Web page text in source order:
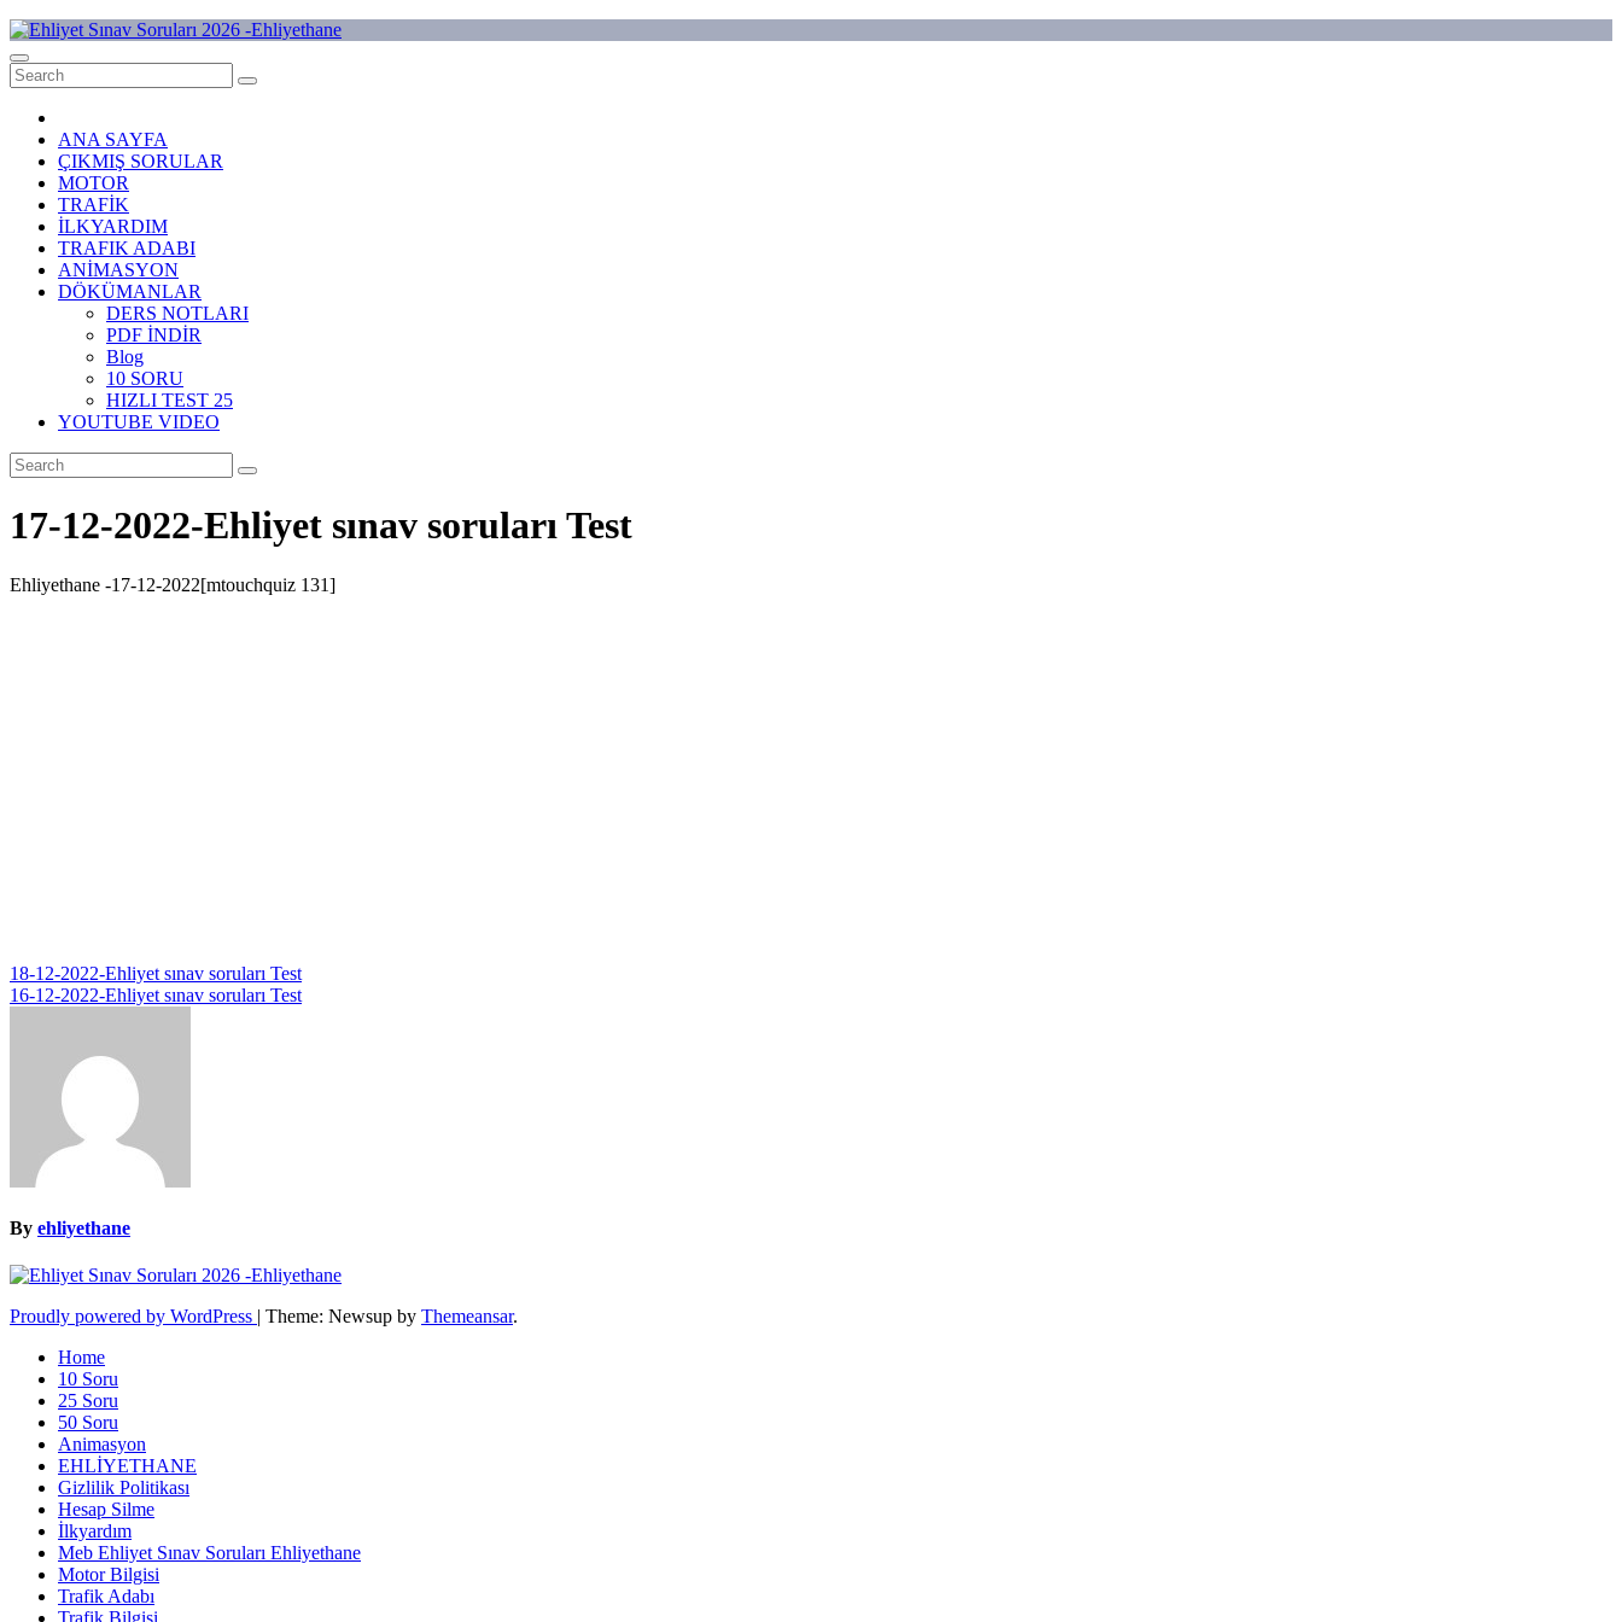
Skip
to
content
Ehliyet Sınav Soruları 2026 -Ehliyethane
ANA SAYFA
ÇIKMIŞ SORULAR
MOTOR
TRAFİK
İLKYARDIM
TRAFIK ADABI
ANİMASYON
DÖKÜMANLAR
DERS NOTLARI
PDF İNDİR
Blog
10 SORU
HIZLI TEST 25
YOUTUBE VIDEO
17-12-2022-Ehliyet sınav soruları Test
Ehliyethane -17-12-2022[mtouchquiz 131]
Yazı
gezinmesi
18-12-2022-Ehliyet sınav soruları Test
16-12-2022-Ehliyet sınav soruları Test
By ehliyethane
Proudly powered by WordPress | Theme: Newsup by Themeansar.
Home
10 Soru
25 Soru
50 Soru
Animasyon
EHLİYETHANE
Gizlilik Politikası
Hesap Silme
İlkyardım
Meb Ehliyet Sınav Soruları Ehliyethane
Motor Bilgisi
Trafik Adabı